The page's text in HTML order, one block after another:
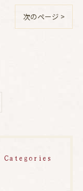
次のページ >
Categories